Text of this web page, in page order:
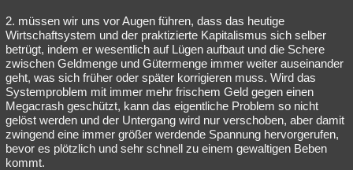
Astronomie Helpdesk Gruppen Gaming
Musik Clash Verbesserungen Allmystery English
Übersichten
Besucht Teilgenommen Alle Neue Geschlossen
Lesenswert Schlüsselwörter
2. müssen wir uns vor Augen führen, dass das heutige
Wirtschaftsystem und der praktizierte Kapitalismus sich selber
betrügt, indem er wesentlich auf Lügen aufbaut und die Schere
zwischen Geldmenge und Gütermenge immer weiter auseinander
geht, was sich früher oder später korrigieren muss. Wird das
Systemproblem mit immer mehr frischem Geld gegen einen
Megacrash geschützt, kann das eigentliche Problem so nicht
gelöst werden und der Untergang wird nur verschoben, aber damit
zwingend eine immer größer werdende Spannung hervorgerufen,
bevor es plötzlich und sehr schnell zu einem gewaltigen Beben
kommt.